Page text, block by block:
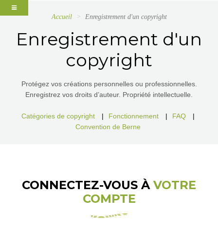
Accueil Enregistrement d'un copyright
Enregistrement d'un
copyright
Protégez vos créations personnelles ou professionnelles.
Enregistrez vos droits d’auteur. Propriété intellectuelle.
Catégories de copyright | Fonctionnement | FAQ
|
Convention de Berne
CONNECTEZ-VOUS À VOTRE
COMPTE